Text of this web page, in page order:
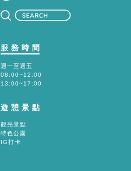
服務時間
週一至週五
08:00~12:00
13:00~17:00
遊憩景點
觀光景點
特色公園
IG打卡